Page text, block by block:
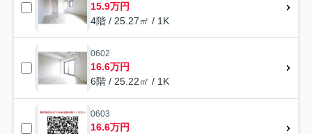
15.9万円
4階 / 25.27㎡ / 1K
0602
16.6万円
6階 / 25.22㎡ / 1K
0603
16.6万円